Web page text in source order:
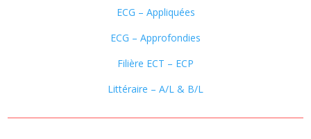
ECG – Appliquées
ECG – Approfondies
Filière ECT – ECP
Littéraire – A/L & B/L